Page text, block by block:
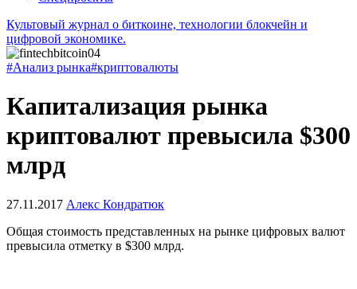
Культовый журнал о биткоине, технологии блокчейн и
цифровой экономике.
#Анализ рынка#криптовалюты
Капитализация рынка
криптовалют превысила $300
млрд
27.11.2017 Алекс Кондратюк
Общая стоимость представленных на рынке цифровых валют
превысила отметку в $300 млрд.